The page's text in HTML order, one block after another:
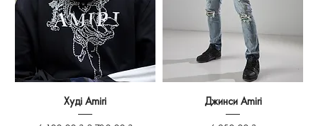
Худі Amiri Джинси Amiri